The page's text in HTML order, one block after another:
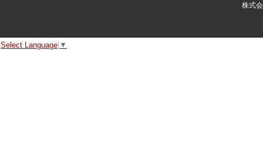
株式
Select Language ▼